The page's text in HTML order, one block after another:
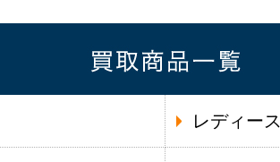
レディー